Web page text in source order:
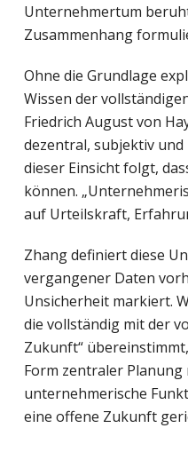
Unternehmertum
Zusammenhang
Ohne die Grundlage
Wissen der
Friedrich August von
dezentral, subjektiv und
dieser Einsicht folgt,
können.
auf Urteilskraft,
Zhang definiert diese
vergangener Daten
Unsicherheit markiert.
die vollständig mit der
Zukunft“
Form zentraler Planung
unternehmerische
eine offene Zukunft